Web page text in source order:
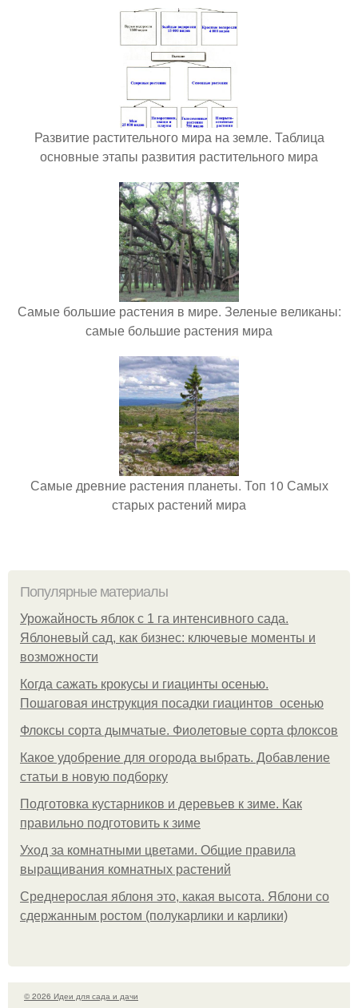
Развитие растительного мира на земле. Таблица
основные этапы развития растительного мира
Самые большие растения в мире. Зеленые великаны:
самые большие растения мира
Самые древние растения планеты. Топ 10 Самых
старых растений мира
Популярные материалы
Урожайность яблок с 1 га интенсивного сада.
Яблоневый сад, как бизнес: ключевые моменты и
возможности
Когда сажать крокусы и гиацинты осенью.
Пошаговая инструкция посадки гиацинтов осенью
Флоксы сорта дымчатые. Фиолетовые сорта флоксов
Какое удобрение для огорода выбрать. Добавление
статьи в новую подборку
Подготовка кустарников и деревьев к зиме. Как
правильно подготовить к зиме
Уход за комнатными цветами. Общие правила
выращивания комнатных растений
Среднерослая яблоня это, какая высота. Яблони со
сдержанным ростом (полукарлики и карлики)
© 2026 Идеи для сада и дачи